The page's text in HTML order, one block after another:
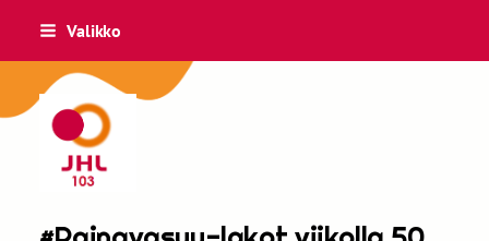
Siirry
sisältöön
Valikko
JHL 103